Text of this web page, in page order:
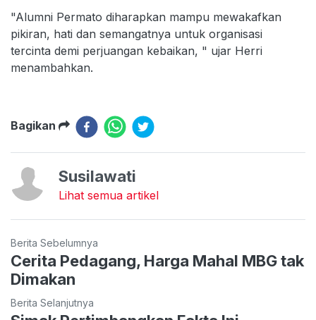
"Alumni Permato diharapkan mampu mewakafkan
pikiran, hati dan semangatnya untuk organisasi
tercinta demi perjuangan kebaikan, " ujar Herri
menambahkan.
Bagikan
Susilawati
Lihat semua artikel
Berita Sebelumnya
Cerita Pedagang, Harga Mahal MBG tak
Dimakan
Berita Selanjutnya